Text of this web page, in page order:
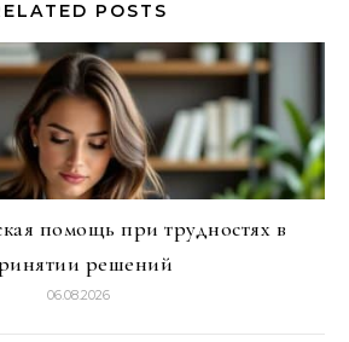
POSTS
помощь при трудностях в
решений
06.08.2026